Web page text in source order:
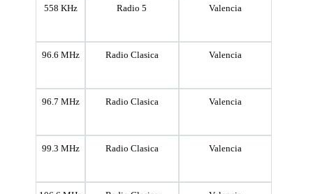
558 KHz Radio 5 Valencia
96.6 MHz Radio Clasica Valencia
96.7 MHz Radio Clasica Valencia
99.3 MHz Radio Clasica Valencia